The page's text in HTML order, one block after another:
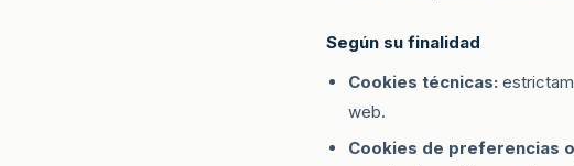
Según su finalidad
Cookies técnicas:
web.
Cookies de preferencias